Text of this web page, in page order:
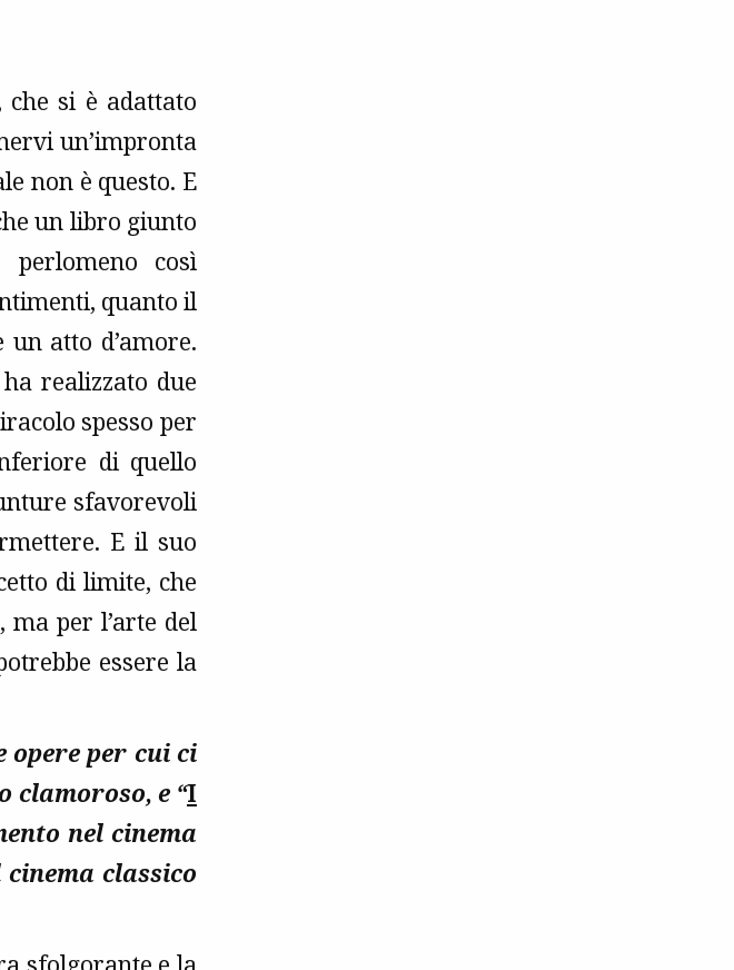
si è adattato
un’impronta
non è questo. E
un libro giunto
così
quanto il
atto d’amore.
realizzato due
spesso per
di quello
sfavorevoli
E il suo
di limite, che
ma per l’arte del
essere la
per cui ci
clamoroso, e “I
nel cinema
classico